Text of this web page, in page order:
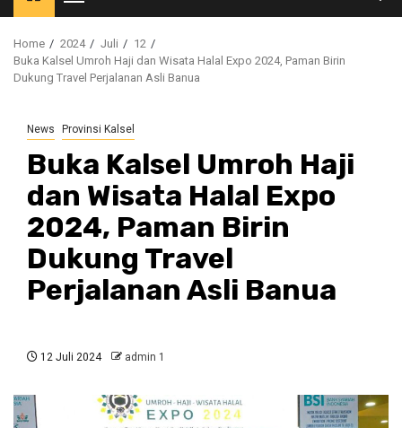
Menu
Home 2024 Juli
12
Buka Kalsel Umroh Haji dan Wisata Halal Expo 2024, Paman Birin
Dukung Travel Perjalanan Asli Banua
News Provinsi Kalsel
Buka Kalsel Umroh Haji
dan Wisata Halal Expo
2024, Paman Birin
Dukung Travel
Perjalanan Asli Banua
12 Juli 2024 admin 1